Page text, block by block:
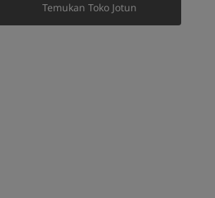
Temukan Toko Jotun